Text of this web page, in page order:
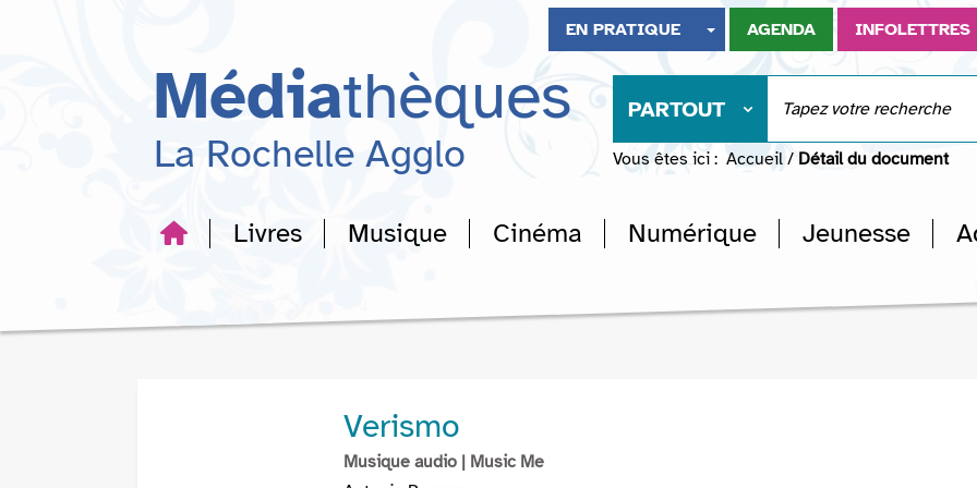
recherche
EN PRATIQUE AGENDA INFOLETTRES
Médiathèques
La Rochelle Agglo
PARTOUT
Vous êtes ici : Accueil / Détail du document
Livres Musique Cinéma Numérique Jeunesse
Verismo
Musique audio | Music Me